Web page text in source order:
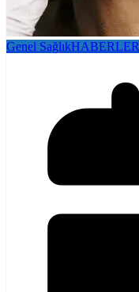
Genel SağlıkHABERLER